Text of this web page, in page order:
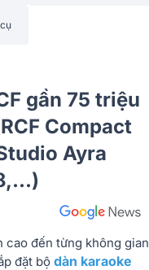
gần 75 triệu
Compact
Ayra
cao đến từng không gian
đặt bộ dàn karaoke